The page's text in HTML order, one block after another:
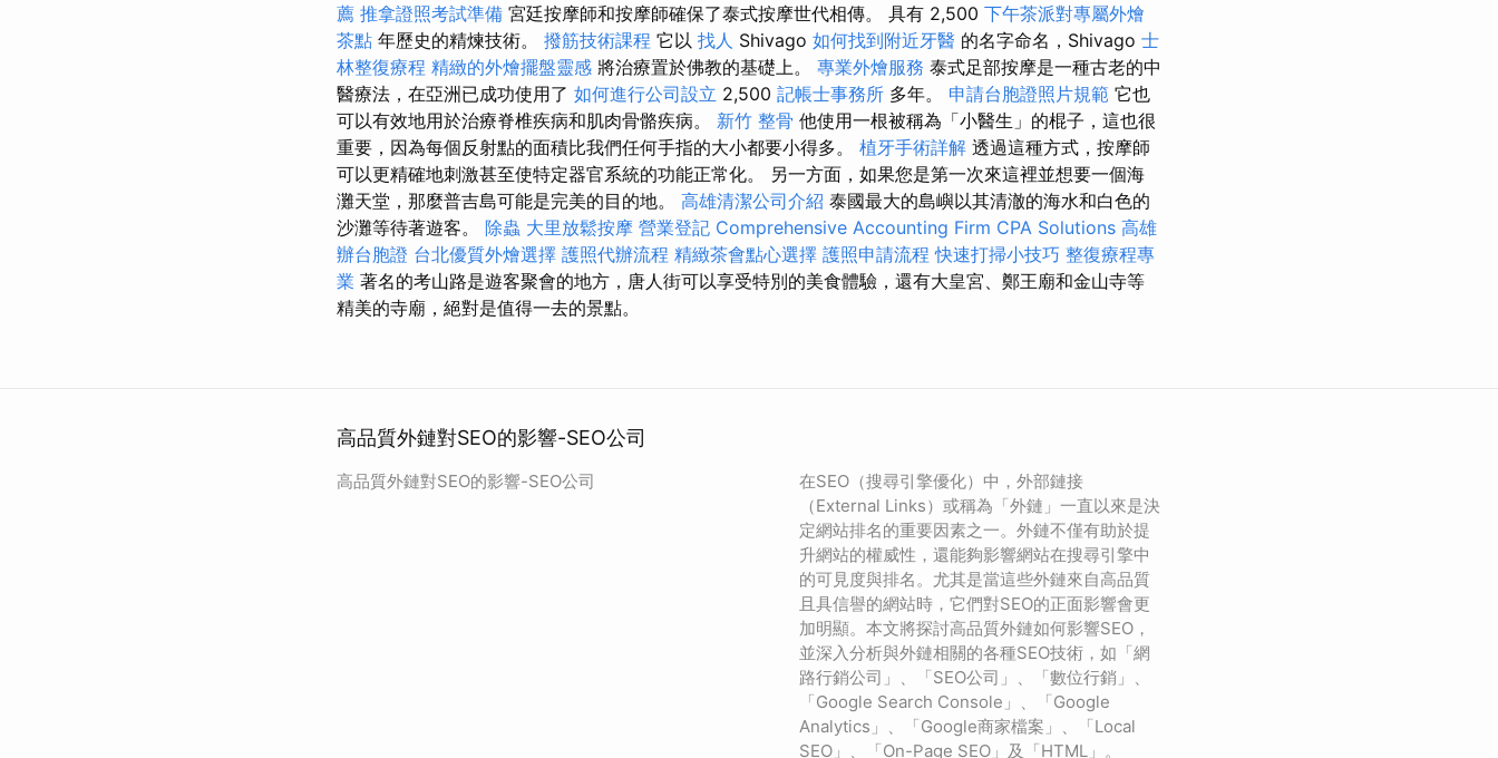
薦 推拿證照考試準備 宮廷按摩師和按摩師確保了泰式按摩世代相傳。 具有 2,500 下午茶派對專屬外燴
茶點 年歷史的精煉技術。 撥筋技術課程 它以 找人 Shivago 如何找到附近牙醫 的名字命名，Shivago 士
林整復療程 精緻的外燴擺盤靈感 將治療置於佛教的基礎上。 專業外燴服務 泰式足部按摩是一種古老的中
醫療法，在亞洲已成功使用了 如何進行公司設立 2,500 記帳士事務所 多年。 申請台胞證照片規範 它也
可以有效地用於治療脊椎疾病和肌肉骨骼疾病。 新竹 整骨 他使用一根被稱為「小醫生」的棍子，這也很
重要，因為每個反射點的面積比我們任何手指的大小都要小得多。 植牙手術詳解 透過這種方式，按摩師
可以更精確地刺激甚至使特定器官系統的功能正常化。 另一方面，如果您是第一次來這裡並想要一個海
灘天堂，那麼普吉島可能是完美的目的地。 高雄清潔公司介紹 泰國最大的島嶼以其清澈的海水和白色的
沙灘等待著遊客。 除蟲 大里放鬆按摩 營業登記 Comprehensive Accounting Firm CPA Solutions 高雄
辦台胞證 台北優質外燴選擇 護照代辦流程 精緻茶會點心選擇 護照申請流程 快速打掃小技巧 整復療程專
業 著名的考山路是遊客聚會的地方，唐人街可以享受特別的美食體驗，還有大皇宮、鄭王廟和金山寺等
精美的寺廟，絕對是值得一去的景點。
高品質外鏈對SEO的影響-SEO公司
高品質外鏈對SEO的影響-SEO公司
在SEO（搜尋引擎優化）中，外部鏈接
（External Links）或稱為「外鏈」一直以來是決
定網站排名的重要因素之一。外鏈不僅有助於提
升網站的權威性，還能夠影響網站在搜尋引擎中
的可見度與排名。尤其是當這些外鏈來自高品質
且具信譽的網站時，它們對SEO的正面影響會更
加明顯。本文將探討高品質外鏈如何影響SEO，
並深入分析與外鏈相關的各種SEO技術，如「網
路行銷公司」、「SEO公司」、「數位行銷」、
「Google Search Console」、「Google
Analytics」、「Google商家檔案」、「Local
SEO」、「On-Page SEO」及「HTML」。